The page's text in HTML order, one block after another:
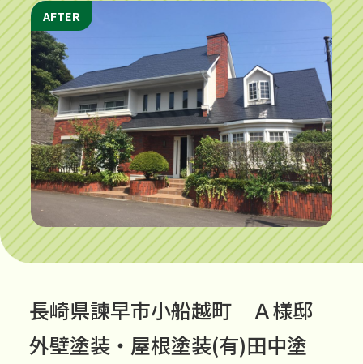
AFTER
長崎県諫早市小船越町 Ａ様邸
外壁塗装・屋根塗装(有)田中塗